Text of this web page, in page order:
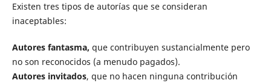
Existen tres tipos de autorías que se consideran
inaceptables:
Autores fantasma, que contribuyen sustancialmente pero
no son reconocidos (a menudo pagados).
Autores invitados, que no hacen ninguna contribución